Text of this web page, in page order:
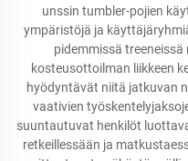
unssin tumbler-pojien
ympäristöjä ja
pidemmissä
kosteusottoilman liikkeen
hyödyntävät niitä jatkuvan
vaativien
suuntautuvat henkilöt
retkeillessään ja